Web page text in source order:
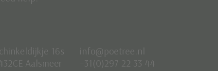
16s
Aalsmeer
info@poetree.nl
+31(0)297 22 33 44